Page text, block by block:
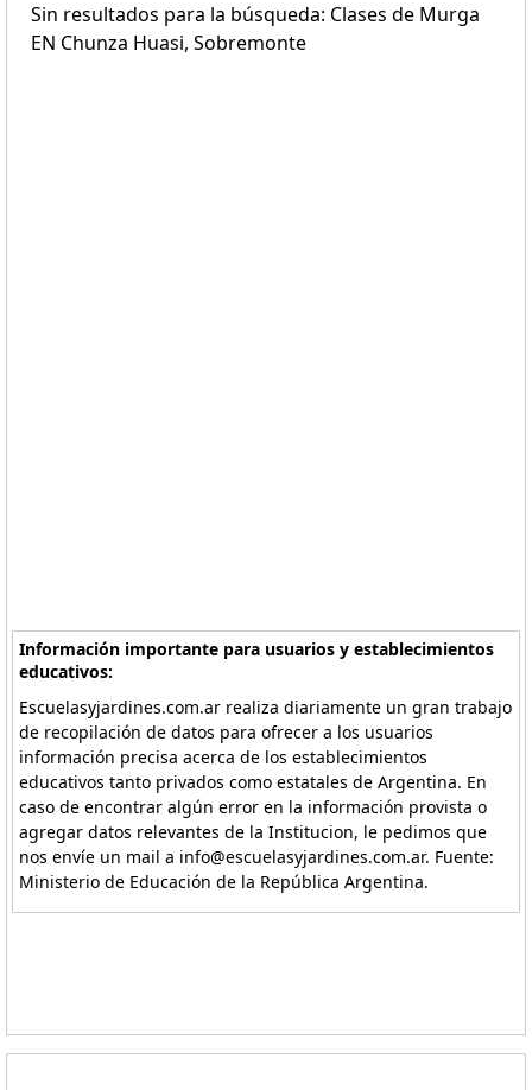
Sin resultados para la búsqueda: Clases de Murga
EN Chunza Huasi, Sobremonte
Información importante para usuarios y establecimientos
educativos:
Escuelasyjardines.com.ar realiza diariamente un gran trabajo
de recopilación de datos para ofrecer a los usuarios
información precisa acerca de los establecimientos
educativos tanto privados como estatales de Argentina. En
caso de encontrar algún error en la información provista o
agregar datos relevantes de la Institucion, le pedimos que
nos envíe un mail a info@escuelasyjardines.com.ar. Fuente:
Ministerio de Educación de la República Argentina.